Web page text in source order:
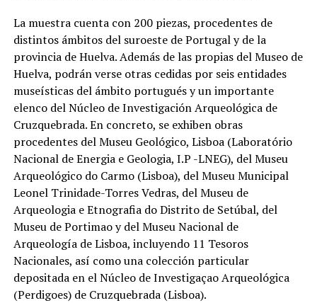
La muestra cuenta con 200 piezas, procedentes de
distintos ámbitos del suroeste de Portugal y de la
provincia de Huelva. Además de las propias del Museo de
Huelva, podrán verse otras cedidas por seis entidades
museísticas del ámbito portugués y un importante
elenco del Núcleo de Investigación Arqueológica de
Cruzquebrada. En concreto, se exhiben obras
procedentes del Museu Geológico, Lisboa (Laboratório
Nacional de Energia e Geologia, I.P -LNEG), del Museu
Arqueológico do Carmo (Lisboa), del Museu Municipal
Leonel Trinidade-Torres Vedras, del Museu de
Arqueologia e Etnografia do Distrito de Setúbal, del
Museu de Portimao y del Museu Nacional de
Arqueología de Lisboa, incluyendo 11 Tesoros
Nacionales, así como una colección particular
depositada en el Núcleo de Investigaçao Arqueológica
(Perdigoes) de Cruzquebrada (Lisboa).